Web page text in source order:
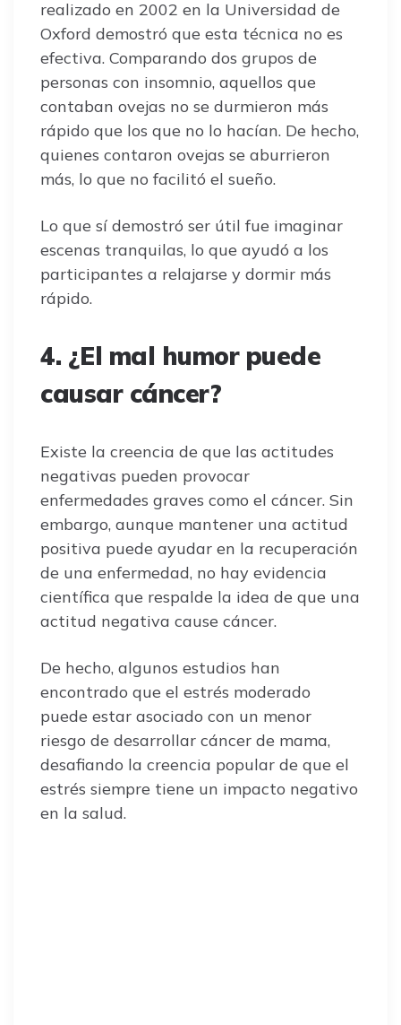
realizado en 2002 en la Universidad de
Oxford demostró que esta técnica no es
efectiva. Comparando dos grupos de
personas con insomnio, aquellos que
contaban ovejas no se durmieron más
rápido que los que no lo hacían. De hecho,
quienes contaron ovejas se aburrieron
más, lo que no facilitó el sueño.
Lo que sí demostró ser útil fue imaginar
escenas tranquilas, lo que ayudó a los
participantes a relajarse y dormir más
rápido.
4. ¿El mal humor puede
causar cáncer?
Existe la creencia de que las actitudes
negativas pueden provocar
enfermedades graves como el cáncer. Sin
embargo, aunque mantener una actitud
positiva puede ayudar en la recuperación
de una enfermedad, no hay evidencia
científica que respalde la idea de que una
actitud negativa cause cáncer.
De hecho, algunos estudios han
encontrado que el estrés moderado
puede estar asociado con un menor
riesgo de desarrollar cáncer de mama,
desafiando la creencia popular de que el
estrés siempre tiene un impacto negativo
en la salud.